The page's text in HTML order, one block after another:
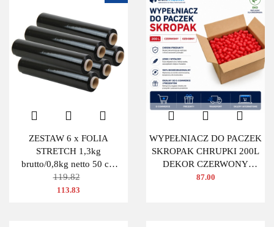
ZESTAW 6 x FOLIA
STRETCH 1,3kg
brutto/0,8kg netto 50 cm
CZARNA
119.82
113.83
WYPEŁNIACZ DO PACZEK
SKROPAK CHRUPKI 200L
DEKOR CZERWONY
OWAL
87.00